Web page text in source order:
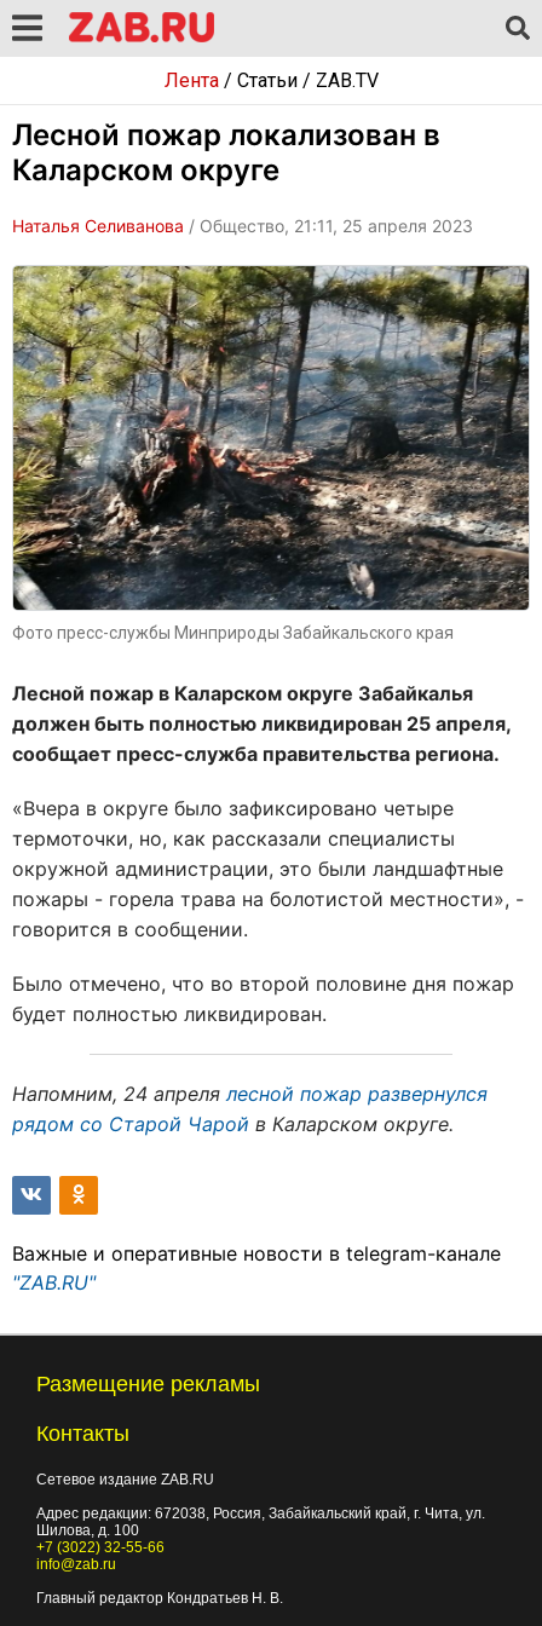
Лента/ Статьи/ ZAB.TV
Лесной пожар локализован в
Каларском округе
Наталья Селиванова / Общество, 21:11, 25 апреля 2023
Фото пресс-службы Минприроды Забайкальского края
Лесной пожар в Каларском округе Забайкалья
должен быть полностью ликвидирован 25 апреля,
сообщает пресс-служба правительства региона.
«Вчера в округе было зафиксировано четыре
термоточки, но, как рассказали специалисты
окружной администрации, это были ландшафтные
пожары - горела трава на болотистой местности», -
говорится в сообщении.
Было отмечено, что во второй половине дня пожар
будет полностью ликвидирован.
Напомним, 24 апреля лесной пожар развернулся
рядом со Старой Чарой в Каларском округе.
Важные и оперативные новости в telegram-канале
"ZAB.RU"
Размещение рекламы
Контакты
Сетевое издание ZAB.RU
Адрес редакции: 672038 , Россия, Забайкальский край, г. Чита ул.
Шилова, д. 100
+7 (3022) 32-55-66
info@zab.ru
Главный редактор Кондратьев Н. В.